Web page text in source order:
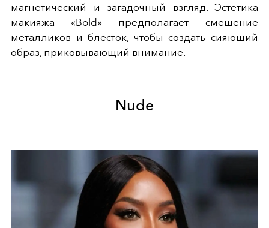
магнетический и загадочный взгляд. Эстетика
макияжа «Bold»
предполагает смешение
металликов и блесток, чтобы создать сияющий
образ, приковывающий внимание.
Nude